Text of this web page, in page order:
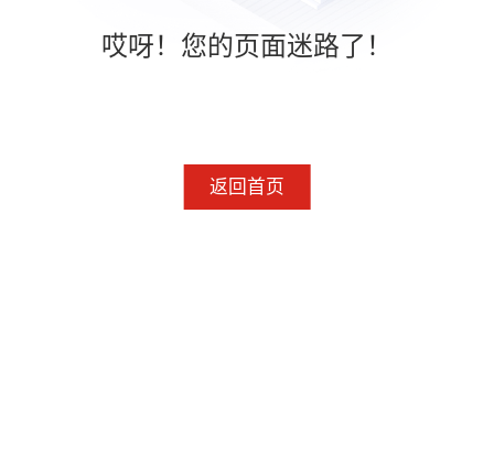
哎呀！您的页面迷路了！
返回首页